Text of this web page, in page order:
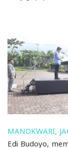
MANOKWARI,
Edi Budoyo,